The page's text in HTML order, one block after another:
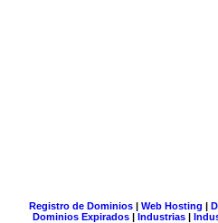
Registro de Dominios| Web Hosting |
Dominios Expirados | Industrias |